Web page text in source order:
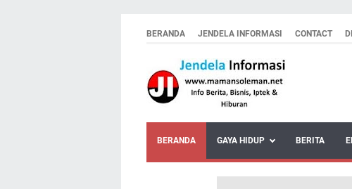
BERANDA JENDELA INFORMASI CONTACT
BERANDA GAYA HIDUP BERITA